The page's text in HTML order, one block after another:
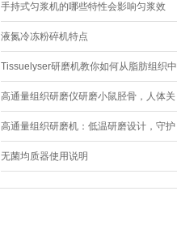
手持式匀浆机的哪些特性会影响匀浆效
果？
液氮冷冻粉碎机特点
Tissuelyser研磨机教你如何从脂肪组织中
提取RNA
高通量组织研磨仪研磨小鼠胫骨，人体关
节软骨，韧带组织
高通量组织研磨机：低温研磨设计，守护
生物样本活性成分
无菌均质器使用说明